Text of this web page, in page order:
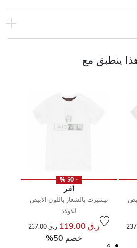
ينطبق مع
سعر مخفض من
إلى من
إلى
- 50 %
أغنر
تيشيرت بالشعار باللون الابيض
للاولاد
ر.ق 119.00 ر.ق 237.00
خصم 50%